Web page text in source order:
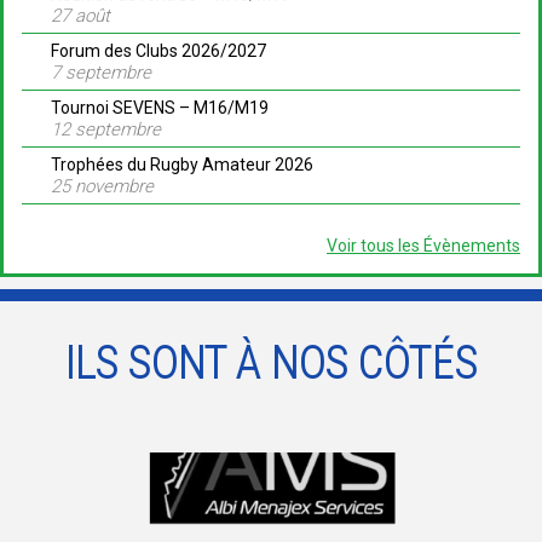
27 août
Forum des Clubs 2026/2027
7 septembre
Tournoi SEVENS – M16/M19
12 septembre
Trophées du Rugby Amateur 2026
25 novembre
Voir tous les Évènements
ILS SONT À NOS CÔTÉS